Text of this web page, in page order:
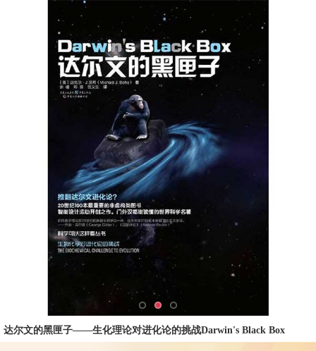
达尔文的黑匣子——生化理论对进化论的挑战Darwin's Black Box